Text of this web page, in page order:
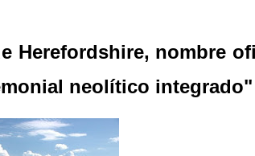
Herefordshire, nombre
neolítico integrado"